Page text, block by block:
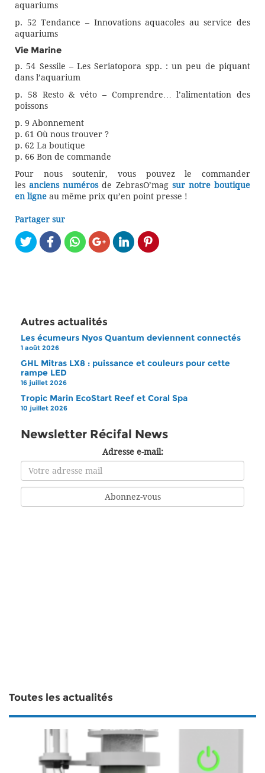
aquariums
p. 52 Tendance – Innovations aquacoles au service des
aquariums
Vie Marine
p. 54 Sessile – Les Seriatopora spp. : un peu de piquant
dans l’aquarium
p. 58 Resto & véto – Comprendre… l’alimentation des
poissons
p. 9 Abonnement
p. 61 Où nous trouver ?
p. 62 La boutique
p. 66 Bon de commande
Pour nous soutenir, vous pouvez le commander
lesanciens numérosde ZebrasO’mag sur notre boutique
en ligne au même prix qu’en point presse !
Partager sur
Autres actualités
Les écumeurs Nyos Quantum deviennent connectés
1 août 2026
GHL Mitras LX8 : puissance et couleurs pour cette
rampe LED
16 juillet 2026
Tropic Marin EcoStart Reef et Coral Spa
10 juillet 2026
Newsletter Récifal News
Adresse e-mail:
Toutes les actualités